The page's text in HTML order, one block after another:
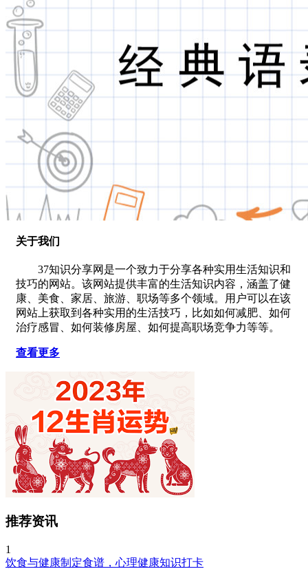
关于我们
37知识分享网是一个致力于分享各种实用生活知识和
技巧的网站。该网站提供丰富的生活知识内容，涵盖了健
康、美食、家居、旅游、职场等多个领域。用户可以在该
网站上获取到各种实用的生活技巧，比如如何减肥、如何
治疗感冒、如何装修房屋、如何提高职场竞争力等等。
查看更多
推荐资讯
1
饮食与健康制定食谱，心理健康知识打卡